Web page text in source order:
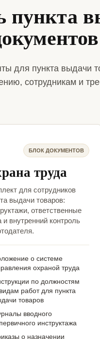
пункта
для пункта выдачи
сотрудникам и
БЛОК ДОКУМЕНТОВ
труда
для сотрудников
выдачи товаров:
ответственные
и внутренний контроль
о системе
охраной труда
по должностям
работ для пункта
товаров
вводного
инструктажа
о назначении